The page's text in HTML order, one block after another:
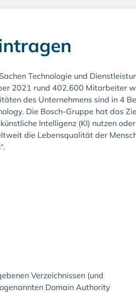
Technologie und
2021 rund 402.600 Mitarbeiter
des Unternehmens sind in 4
Die Bosch-Gruppe hat das
Intelligenz (KI) nutzen
die Lebensqualität der
Verzeichnissen (und
Domain Authority